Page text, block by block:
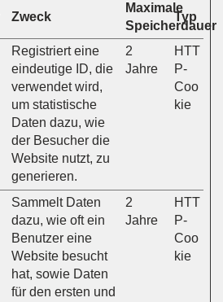
Zweck
Maximale
Speicherdauer
Typ
Registriert eine
eindeutige ID, die
verwendet wird,
um statistische
Daten dazu, wie
der Besucher die
Website nutzt, zu
generieren.
2
Jahre
HTT
P-
Coo
kie
Sammelt Daten
dazu, wie oft ein
Benutzer eine
Website besucht
hat, sowie Daten
für den ersten und
2
Jahre
HTT
P-
Coo
kie